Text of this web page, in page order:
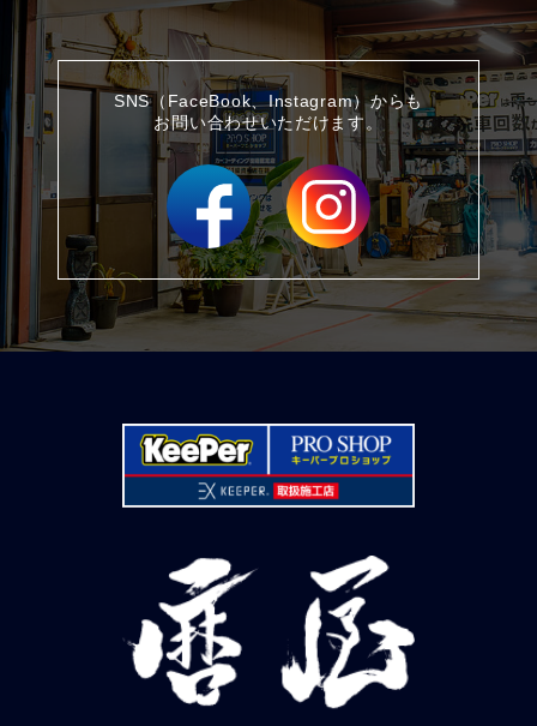
SNS（FaceBook、Instagram）からも
お問い合わせいただけます。